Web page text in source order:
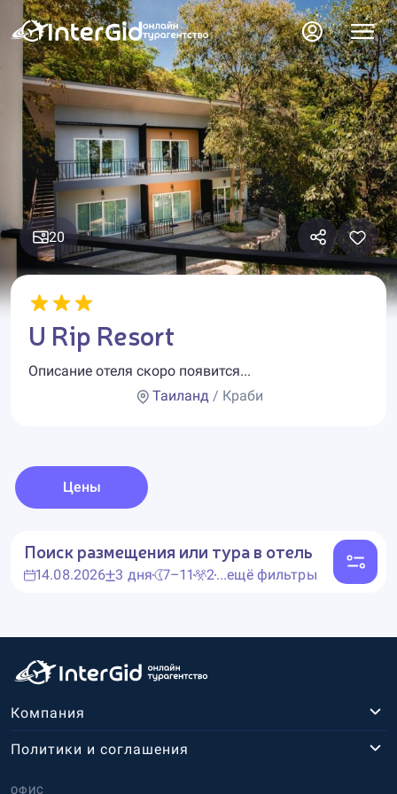
20
U Rip Resort
Описание отеля скоро появится...
Таиланд / Краби
Цены
Поиск размещения или тура в отель
14.08.2026 3 дня 7–11 2...ещё фильтры
Компания
ОФИС
Политики и соглашения